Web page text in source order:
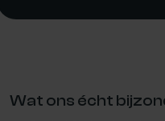
Wat ons écht